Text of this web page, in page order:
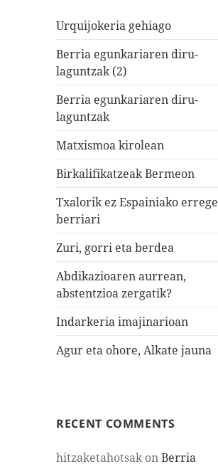
Urquijokeria gehiago
Berria egunkariaren diru-
laguntzak (2)
Berria egunkariaren diru-
laguntzak
Matxismoa kirolean
Birkalifikatzeak Bermeon
Txalorik ez Espainiako errege
berriari
Zuri, gorri eta berdea
Abdikazioaren aurrean,
abstentzioa zergatik?
Indarkeria imajinarioan
Agur eta ohore, Alkate jauna
RECENT COMMENTS
hitzaketahotsakonBerria